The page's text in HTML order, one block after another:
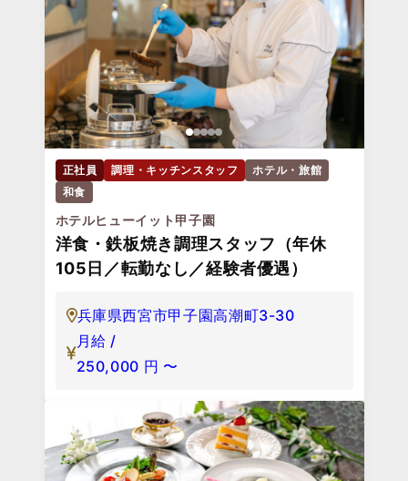
正社員 調理・キッチンスタッフ
ホテル・旅館
和食
ホテルヒューイット甲子園
洋食・鉄板焼き調理スタッフ（年休
105日／転勤なし／経験者優遇）
兵庫県西宮市甲子園高潮町3-30
月給 /
250,000 円 〜